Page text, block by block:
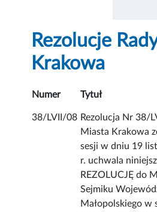
Rezolucje
Krakowa
Numer Tytuł
38/LVII/08 Rezolucja Nr 38/
Miasta Krakowa
sesji w dniu 19
r. uchwala
REZOLUCJĘ do
Sejmiku
Małopolskiego w